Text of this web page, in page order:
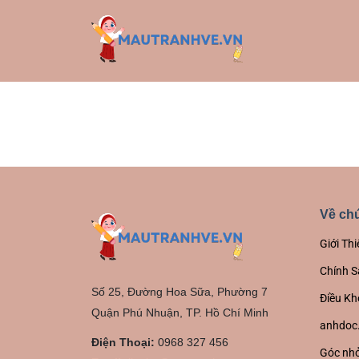
Số 25, Đường Hoa Sữa, Phường 7
Quận Phú Nhuận, TP. Hồ Chí Minh
Điện Thoại: 0968 327 456
Về
Giới
Chính
Điều
Góc